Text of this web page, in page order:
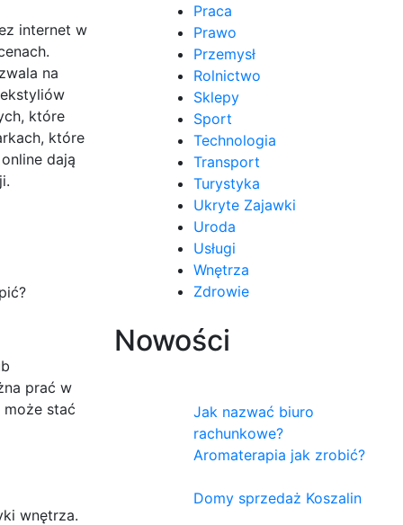
internet w
na
które
które
dają
prać w
stać
wnętrza.
Praca
Prawo
Przemysł
Rolnictwo
Sklepy
Sport
Technologia
Transport
Turystyka
Ukryte Zajawki
Uroda
Usługi
Wnętrza
Zdrowie
Nowości
Jak nazwać biuro
rachunkowe?
Aromaterapia jak zrobić?
Domy sprzedaż Koszalin